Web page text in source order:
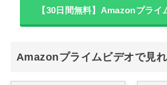
【30日間無料】Amazonプライ
Amazonプライムビデオで見